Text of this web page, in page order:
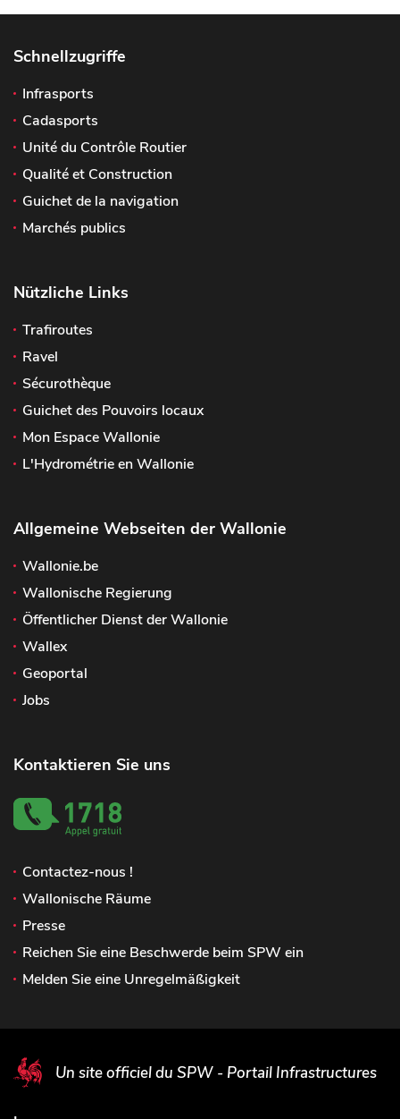
Schnellzugriffe
Infrasports
Cadasports
Unité du Contrôle Routier
Qualité et Construction
Guichet de la navigation
Marchés publics
Nützliche Links
Trafiroutes
Ravel
Sécurothèque
Guichet des Pouvoirs locaux
Mon Espace Wallonie
L'Hydrométrie en Wallonie
Allgemeine Webseiten der Wallonie
Wallonie.be
Wallonische Regierung
Öffentlicher Dienst der Wallonie
Wallex
Geoportal
Jobs
Kontaktieren Sie uns
Contactez-nous !
Wallonische Räume
Presse
Reichen Sie eine Beschwerde beim SPW ein
Melden Sie eine Unregelmäßigkeit
Un site officiel du SPW - Portail Infrastructures